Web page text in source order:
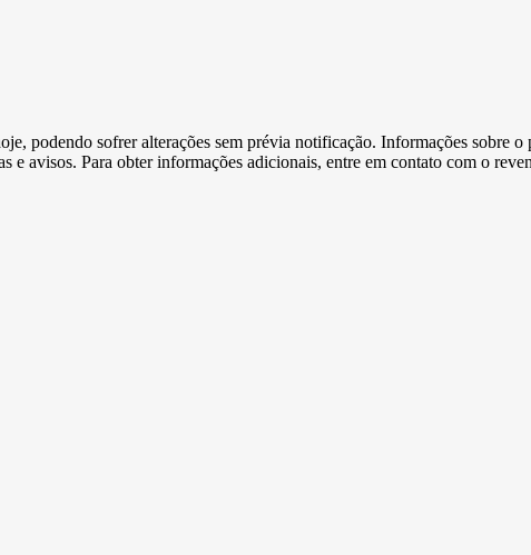
podendo sofrer alterações sem prévia notificação. Informações sobre o
e avisos. Para obter informações adicionais, entre em contato com o